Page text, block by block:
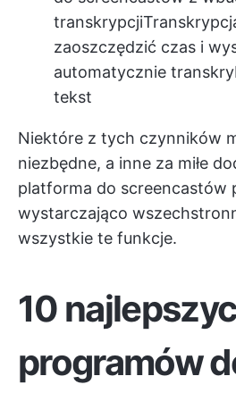
transkrypcji
zaoszczędzić czas i
automatycznie
tekst
Niektóre z tych czynników
niezbędne, a inne za miłe
platforma do screencastów
wystarczająco
wszystkie te funkcje.
10
programów